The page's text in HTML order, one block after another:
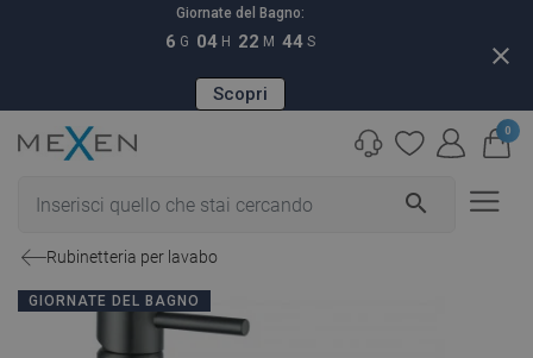
Giornate del Bagno:
6 G 04 H 22 M 43 S
Scopri
close
search
0
Rubinetteria per lavabo
GIORNATE DEL BAGNO